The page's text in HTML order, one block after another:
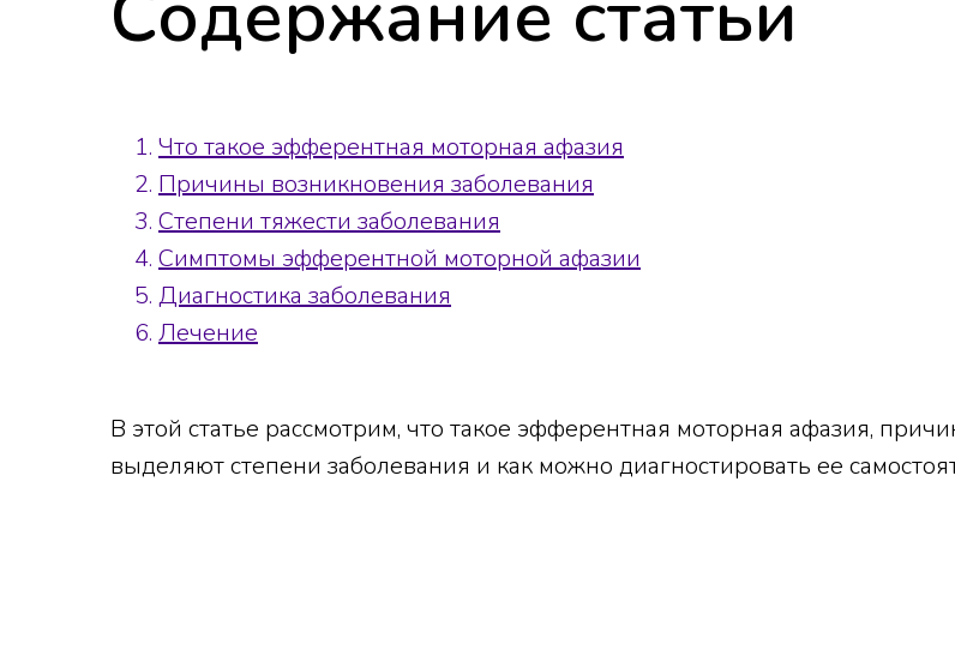
Что такое эфферентная моторная афазия
Причины возникновения заболевания
Степени тяжести заболевания
Симптомы эфферентной моторной афазии
Диагностика заболевания
Лечение
В этой статье рассмотрим, что такое эфферентная моторная афазия,
выделяют степени заболевания и как можно диагностировать ее